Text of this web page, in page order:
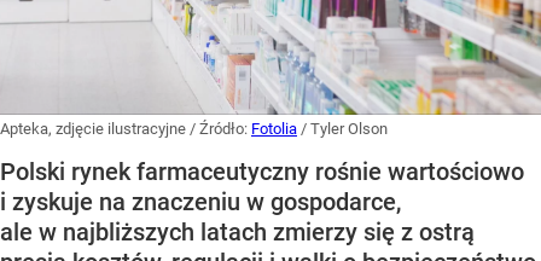
Apteka, zdjęcie ilustracyjne / Źródło: Fotolia / Tyler Olson
Polski rynek farmaceutyczny rośnie wartościowo
i zyskuje na znaczeniu w gospodarce,
ale w najbliższych latach zmierzy się z ostrą